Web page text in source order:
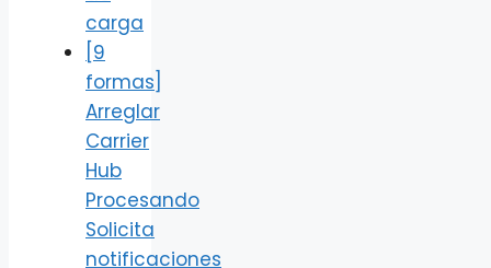
carga
[9
formas]
Arreglar
Carrier
Hub
Procesando
Solicita
notificaciones